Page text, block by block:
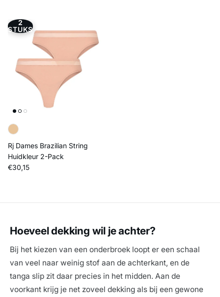
2
STUKS
Rj Dames Brazilian String
Huidkleur 2-Pack
Reguliere prijs
€30,15
Hoeveel dekking wil je achter?
Bij het kiezen van een onderbroek loopt er een schaal
van veel naar weinig stof aan de achterkant, en de
tanga slip zit daar precies in het midden. Aan de
voorkant krijg je net zoveel dekking als bij een gewone